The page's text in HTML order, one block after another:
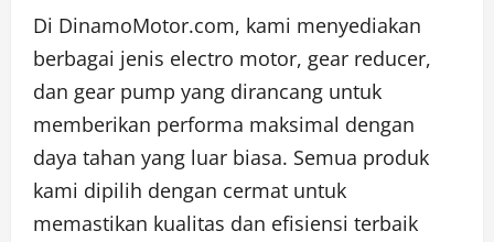
Di DinamoMotor.com, kami menyediakan
berbagai jenis electro motor, gear reducer,
dan gear pump yang dirancang untuk
memberikan performa maksimal dengan
daya tahan yang luar biasa. Semua produk
kami dipilih dengan cermat untuk
memastikan kualitas dan efisiensi terbaik